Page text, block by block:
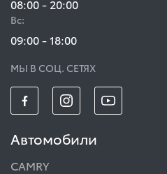
08:00 - 20:00
Вс:
09:00 - 18:00
МЫ В СОЦ. СЕТЯХ
Автомобили
CAMRY